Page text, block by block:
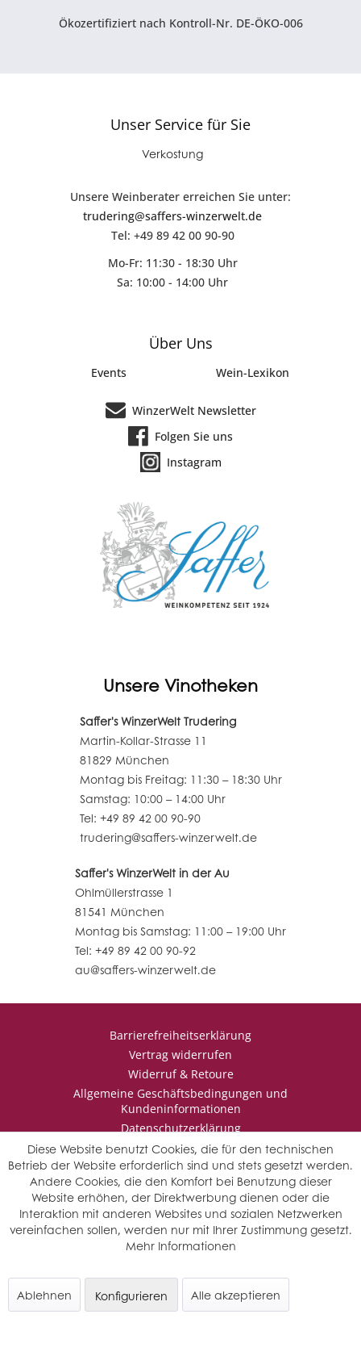
Ökozertifiziert nach Kontroll-Nr. DE-ÖKO-006
Unser Service für Sie
Verkostung
Unsere Weinberater erreichen Sie unter:
trudering@saffers-winzerwelt.de
Tel: +49 89 42 00 90-90
Mo-Fr: 11:30 - 18:30 Uhr
Sa: 10:00 - 14:00 Uhr
Über Uns
Events Wein-Lexikon
WinzerWelt Newsletter
Folgen Sie uns
Instagram
Unsere Vinotheken
Saffer's WinzerWelt Trudering
Martin-Kollar-Strasse 11
81829 München
Montag bis Freitag: 11:30 – 18:30 Uhr
Samstag: 10:00 – 14:00 Uhr
Tel: +49 89 42 00 90-90
trudering@saffers-winzerwelt.de
Saffer's WinzerWelt in der Au
Ohlmüllerstrasse 1
81541 München
Montag bis Samstag: 11:00 – 19:00 Uhr
Tel: +49 89 42 00 90-92
au@saffers-winzerwelt.de
Barrierefreiheitserklärung
Vertrag widerrufen
Widerruf & Retoure
Allgemeine Geschäftsbedingungen und
Kundeninformationen
Datenschutzerklärung
Impressum
* Wir behalten uns vor den Jahrgang auszuwählen, sollten mehrere
Jahrgänge verfügbar sein.
© Saffers WinzerWelt - alle Rechte vorbehalten
Diese Website benutzt Cookies, die für den technischen
Betrieb der Website erforderlich sind und stets gesetzt werden.
Andere Cookies, die den Komfort bei Benutzung dieser
Website erhöhen, der Direktwerbung dienen oder die
Interaktion mit anderen Websites und sozialen Netzwerken
vereinfachen sollen, werden nur mit Ihrer Zustimmung gesetzt.
Mehr Informationen
Ablehnen Alle akzeptieren
Konfigurieren